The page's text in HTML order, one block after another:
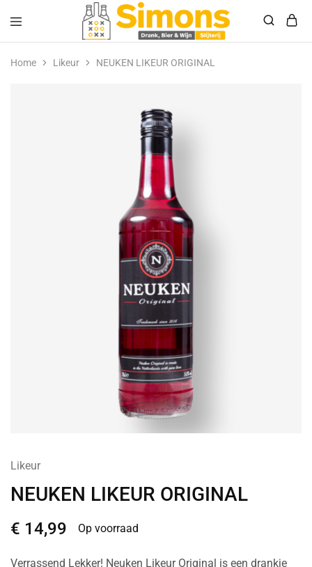
Simonsdrank.nl
Drank,
Bier
&
Home Likeur NEUKEN LIKEUR ORIGINAL
Likeur
NEUKEN LIKEUR ORIGINAL
€ 14,99 Op voorraad
Verrassend Lekker! Neuken Likeur Original is een drankje